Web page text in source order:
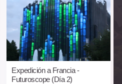
Expedición a Francia -
Futuroscope (Día 2)